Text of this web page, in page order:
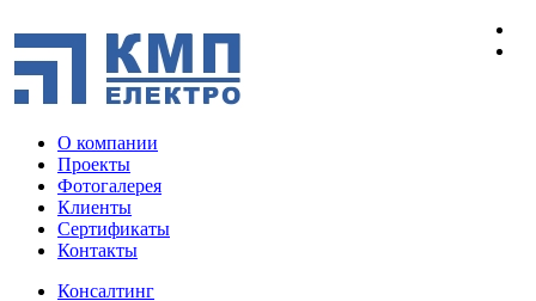
О компании
Проекты
Фотогалерея
Клиенты
Сертификаты
Контакты
Консалтинг